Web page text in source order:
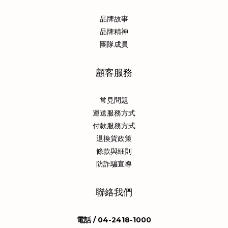
品牌故事
品牌精神
團隊成員
顧客服務
常見問題
運送服務方式
付款服務方式
退換貨政策
條款與細則
防詐騙宣導
聯絡我們
電話 / 04-2418-1000